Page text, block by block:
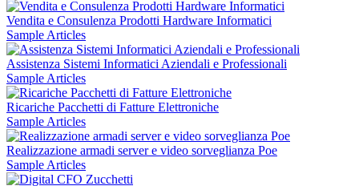
Vendita e Consulenza Prodotti Hardware Informatici
Sample Articles
Assistenza Sistemi Informatici Aziendali e Professionali
Sample Articles
Ricariche Pacchetti di Fatture Elettroniche
Sample Articles
Realizzazione armadi server e video sorveglianza Poe
Sample Articles